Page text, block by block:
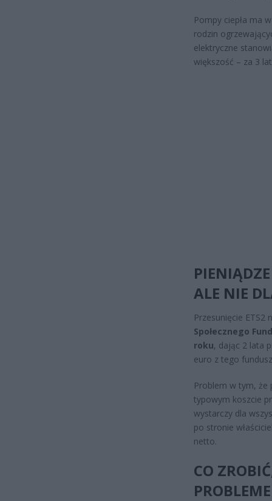
Pompy ciepła ma
rodzin
elektryczne
większość – za 3
ALE NIE
Przesunięcie
Społecznego
roku, dając 2 lata
euro z tego
Problem w tym, że
typowym koszcie
wystarczy dla
po stronie
netto.
CO